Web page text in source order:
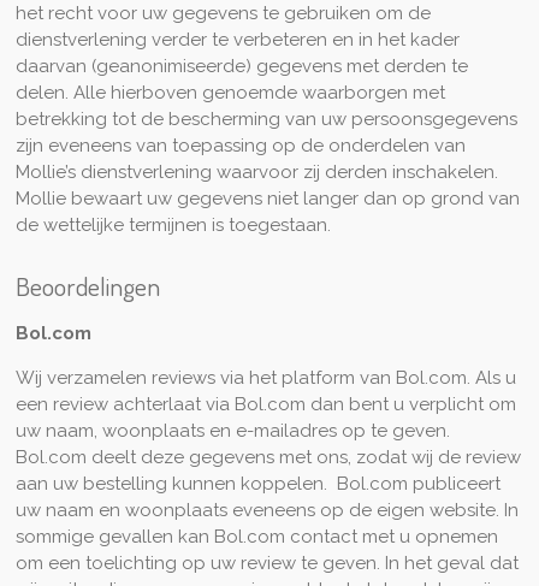
het recht voor uw gegevens te gebruiken om de
dienstverlening verder te verbeteren en in het kader
daarvan (geanonimiseerde) gegevens met derden te
delen. Alle hierboven genoemde waarborgen met
betrekking tot de bescherming van uw persoonsgegevens
zijn eveneens van toepassing op de onderdelen van
Mollie’s dienstverlening waarvoor zij derden inschakelen.
Mollie bewaart uw gegevens niet langer dan op grond van
de wettelijke termijnen is toegestaan.
Beoordelingen
Bol.com
Wij verzamelen reviews via het platform van Bol.com. Als u
een review achterlaat via Bol.com dan bent u verplicht om
uw naam, woonplaats en e-mailadres op te geven.
Bol.com deelt deze gegevens met ons, zodat wij de review
aan uw bestelling kunnen koppelen. Bol.com publiceert
uw naam en woonplaats eveneens op de eigen website. In
sommige gevallen kan Bol.com contact met u opnemen
om een toelichting op uw review te geven. In het geval dat